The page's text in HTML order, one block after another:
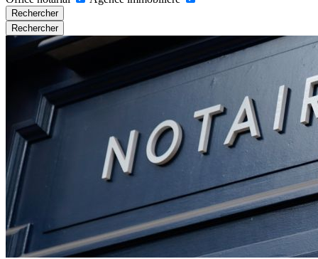
Rechercher
Rechercher